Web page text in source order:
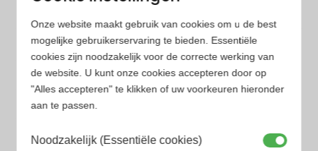
Populaire herengeuren
Amouage Heren parfum
Aramis Heren parfum
Armani Heren parfum
Azzaro Heren parfum
Onze website maakt gebruik van cookies om u de best
mogelijke gebruikerservaring te bieden. Essentiële
cookies zijn noodzakelijk voor de correcte werking van
de website. U kunt onze cookies accepteren door op
"Alles accepteren" te klikken of uw voorkeuren hieronder
aan te passen.
Noodzakelijk (Essentiële cookies)